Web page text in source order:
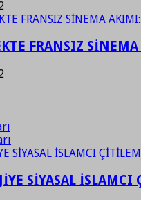
FRANSIZ
SİYASAL